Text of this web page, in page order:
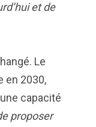
et de
Le
en 2030,
capacité
proposer